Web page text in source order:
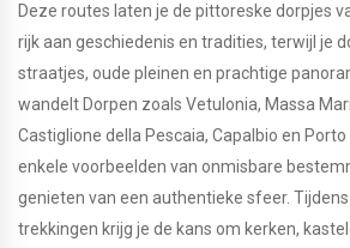
Deze routes laten je de pittoreske dorpjes
rijk aan geschiedenis en tradities, terwijl je
straatjes, oude pleinen en prachtige
wandelt Dorpen zoals Vetulonia, Massa
Castiglione della Pescaia, Capalbio en
enkele voorbeelden van onmisbare
genieten van een authentieke sfeer.
trekkingen krijg je de kans om kerken,